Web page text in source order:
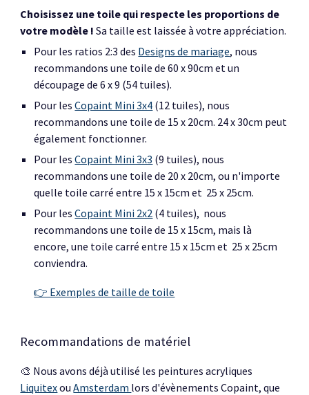
Choisissez une toile qui respecte les proportions de
votre modèle !Sa taille est laissée à votre appréciation.
Pour les ratios 2:3 des Designs de mariage, nous
recommandons une toile de 60 x 90cm et un
découpage de 6 x 9 (54 tuiles).
Pour lesCopaint Mini 3x4 (12 tuiles), nous
recommandons une toile de 15 x 20cm. 24x 30cm peut
également fonctionner.
Pour lesCopaint Mini 3x3 (9 tuiles), nous
recommandons une toile de 20 x 20cm, ou n'importe
quelle toile carré entre 15 x 15cm et 25 x 25cm.
Pour lesCopaint Mini 2x2 (4 tuiles), nous
recommandons une toile de 15 x 15cm, mais là
encore, une toile carré entre 15 x 15cm et 25 x 25cm
conviendra.
👉 Exemples de taille de toile
Recommandations de matériel
🎨 Nous avons déjà utilisé les peintures acryliques
LiquitexouAmsterdam lors d'évènements Copaint, que